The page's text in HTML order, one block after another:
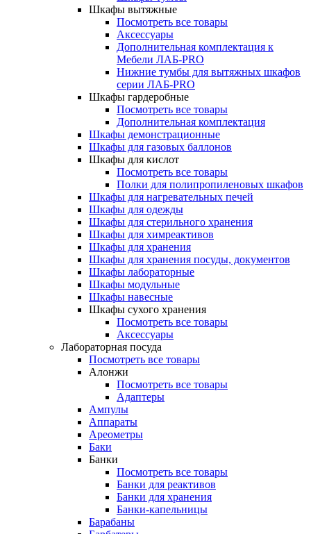
Шкафы вытяжные
Посмотреть все товары
Аксессуары
Дополнительная комплектация к
Мебели ЛАБ-PRO
Нижние тумбы для вытяжных шкафов
серии ЛАБ-PRO
Шкафы гардеробные
Посмотреть все товары
Дополнительная комплектация
Шкафы демонстрационные
Шкафы для газовых баллонов
Шкафы для кислот
Посмотреть все товары
Полки для полипропиленовых шкафов
Шкафы для нагревательных печей
Шкафы для одежды
Шкафы для стерильного хранения
Шкафы для химреактивов
Шкафы для хранения
Шкафы для хранения посуды, документов
Шкафы лабораторные
Шкафы модульные
Шкафы навесные
Шкафы сухого хранения
Посмотреть все товары
Аксессуары
Лабораторная посуда
Посмотреть все товары
Алонжи
Посмотреть все товары
Адаптеры
Ампулы
Аппараты
Ареометры
Баки
Банки
Посмотреть все товары
Банки для реактивов
Банки для хранения
Банки-капельницы
Барабаны